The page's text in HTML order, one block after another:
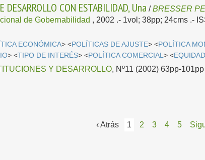
DESARROLLO CON ESTABILIDAD, Una /BRESSER
de Gobernabilidad , 2002 .- 1vol; 38pp; 24cms .-
ECONÓMICA> <POLÍTICAS DE AJUSTE> <POLÍTICA
> <TIPO DE INTERÉS> <POLÍTICA COMERCIAL> <
Y DESARROLLO, Nº11 (2002) 63pp-
‹ Atrás 1 2 3 4 5